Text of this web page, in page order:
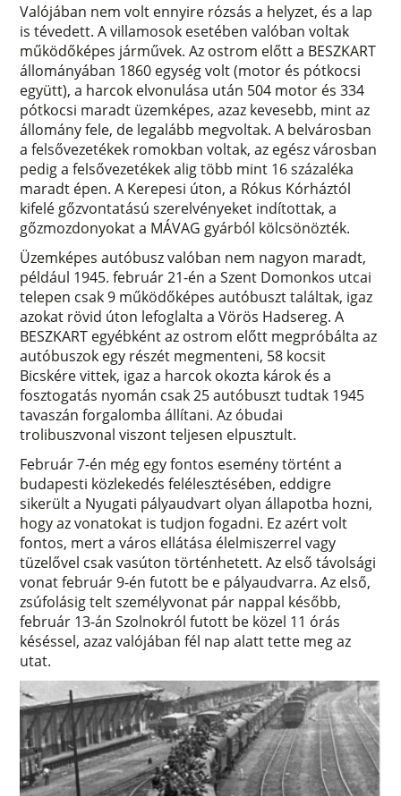
Valójában nem volt ennyire rózsás a helyzet, és a lap
is tévedett. A villamosok esetében valóban voltak
működőképes járművek. Az ostrom előtt a BESZKART
állományában 1860 egység volt (motor és pótkocsi
együtt), a harcok elvonulása után 504 motor és 334
pótkocsi maradt üzemképes, azaz kevesebb, mint az
állomány fele, de legalább megvoltak. A belvárosban
a felsővezetékek romokban voltak, az egész városban
pedig a felsővezetékek alig több mint 16 százaléka
maradt épen. A Kerepesi úton, a Rókus Kórháztól
kifelé gőzvontatású szerelvényeket indítottak, a
gőzmozdonyokat a MÁVAG gyárból kölcsönözték.
Üzemképes autóbusz valóban nem nagyon maradt,
például 1945. február 21-én a Szent Domonkos utcai
telepen csak 9 működőképes autóbuszt találtak, igaz
azokat rövid úton lefoglalta a Vörös Hadsereg. A
BESZKART egyébként az ostrom előtt megpróbálta az
autóbuszok egy részét megmenteni, 58 kocsit
Bicskére vittek, igaz a harcok okozta károk és a
fosztogatás nyomán csak 25 autóbuszt tudtak 1945
tavaszán forgalomba állítani. Az óbudai
trolibuszvonal viszont teljesen elpusztult.
Február 7-én még egy fontos esemény történt a
budapesti közlekedés felélesztésében, eddigre
sikerült a Nyugati pályaudvart olyan állapotba hozni,
hogy az vonatokat is tudjon fogadni. Ez azért volt
fontos, mert a város ellátása élelmiszerrel vagy
tüzelővel csak vasúton történhetett. Az első távolsági
vonat február 9-én futott be e pályaudvarra. Az első,
zsúfolásig telt személyvonat pár nappal később,
február 13-án Szolnokról futott be közel 11 órás
késéssel, azaz valójában fél nap alatt tette meg az
utat.